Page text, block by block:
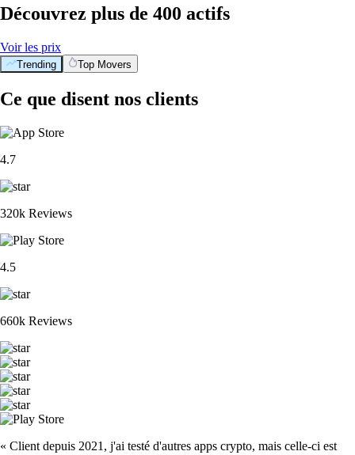
Découvrez plus de 400 actifs
Voir les prix
Trending Top Movers
Ce que disent nos clients
4.7
320k Reviews
4.5
660k Reviews
« Client depuis 2021, j'ai testé d'autres apps crypto, mais celle-ci est